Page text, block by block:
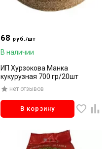
68 руб./шт
В наличии
ИП Хурзокова Манка
кукурузная 700 гр/20шт
нет отзывов
В корзину